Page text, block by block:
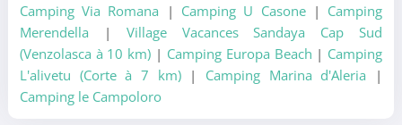
Camping Via Romana | Camping U Casone| Camping
Merendella | Village Vacances Sandaya Cap Sud
(Venzolasca à 10 km) | Camping Europa Beach | Camping
L'alivetu (Corte à 7 km)| Camping Marina d'Aleria |
Camping le Campoloro